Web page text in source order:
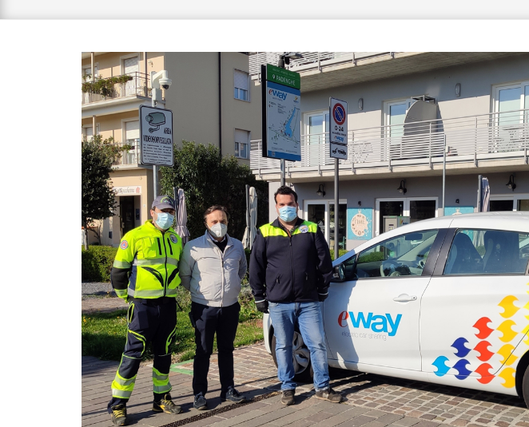
martedì 01 marzo 2022
Quando l'energia è positiva, tutto è più
sostenibile
mercoledì 16 agosto
Hai un’auto elettrica
provare Eway e non